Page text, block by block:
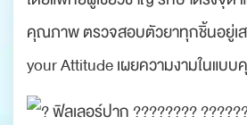
คุณภาพ ตรวจสอบตัวยาทุกชิ้นอยู่เ
your Attitude เผยความงามในแบ
ฟิลเลอร์ปาก​ ????????